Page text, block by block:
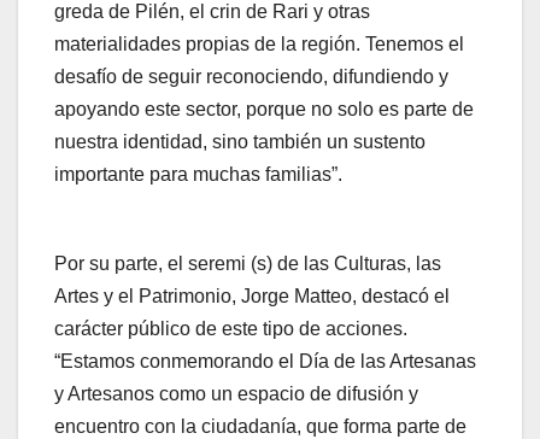
greda de Pilén, el crin de Rari y otras
materialidades propias de la región. Tenemos el
desafío de seguir reconociendo, difundiendo y
apoyando este sector, porque no solo es parte de
nuestra identidad, sino también un sustento
importante para muchas familias”.
Por su parte, el seremi (s) de las Culturas, las
Artes y el Patrimonio, Jorge Matteo, destacó el
carácter público de este tipo de acciones.
“Estamos conmemorando el Día de las Artesanas
y Artesanos como un espacio de difusión y
encuentro con la ciudadanía, que forma parte de